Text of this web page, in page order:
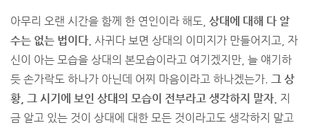
아무리 오랜 시간을 함께 한 연인이라 해도, 상대에 대해 다 알
수는 없는 법이다. 사귀다 보면 상대의 이미지가 만들어지고, 자
신이 아는 모습을 상대의 본모습이라고 여기겠지만, 늘 얘기하
듯 손가락도 하나가 아닌데 어찌 마음이라고 하나겠는가. 그 상
황, 그 시기에 보인 상대의 모습이 전부라고 생각하지 말자. 지
금 알고 있는 것이 상대에 대한 모든 것이라고도 생각하지 말고